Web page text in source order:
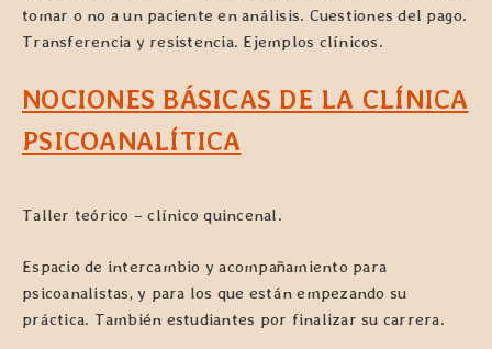
tomar o no a un paciente en análisis. Cuestiones del pago.
Transferencia y resistencia. Ejemplos clínicos.
NOCIONES BÁSICAS DE LA CLÍNICA
PSICOANALÍTICA
Taller teórico – clínico quincenal.
Espacio de intercambio y acompañamiento para
psicoanalistas, y para los que están empezando su
práctica. También estudiantes por finalizar su carrera.